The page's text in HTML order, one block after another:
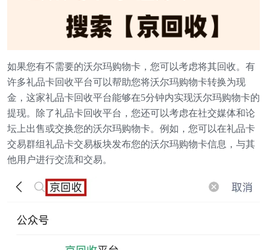
如果您有不需要的沃尔玛购物卡，您可以考虑将其回收。有
许多礼品卡回收平台可以帮助您将沃尔玛购物卡转换为现
金，这家礼品卡回收平台能够在5分钟内实现沃尔玛购物卡的
提现。除了礼品卡回收平台，您还可以考虑在社交媒体和论
坛上出售或交换您的沃尔玛购物卡。例如，您可以在礼品卡
交易群组礼品卡交易板块发布您的沃尔玛购物卡信息，与其
他用户进行交流和交易。